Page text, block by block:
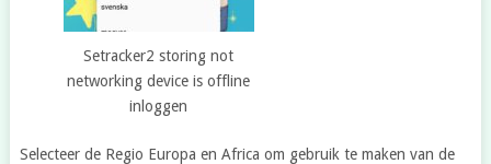
Setracker2 storing not
networking device is offline
inloggen
Selecteer de Regio Europa en Africa om gebruik te maken van de